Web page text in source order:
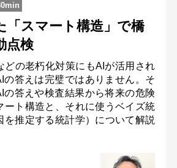
「スマート構造」で橋
点検
どの老朽化対策にもAIが活用され
の答えは完璧ではありません。そ
の答えや検査結果から将来の危険
ート構造と、それに使うベイズ統
を推定する統計学）について解説